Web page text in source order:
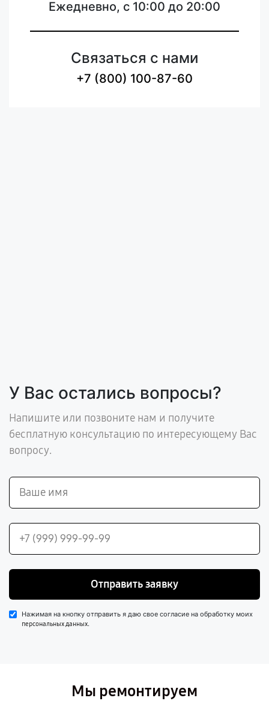
Ежедневно, с 10:00 до 20:00
Связаться с нами
+7 (800) 100-87-60
У Вас остались вопросы?
Напишите или позвоните нам и получите
бесплатную консультацию по интересующему Вас
вопросу.
Отправить заявку
Нажимая на кнопку отправить я даю свое согласие на обработку моих
персональных данных.
Мы ремонтируем